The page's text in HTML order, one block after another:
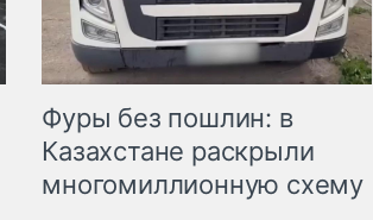
Фуры без пошлин: в
Казахстане раскрыли
многомиллионную схему